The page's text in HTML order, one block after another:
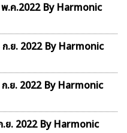
พ.ค.2022 By Harmonic
ก.ย. 2022 By Harmonic
ก.ย. 2022 By Harmonic
ก.ย. 2022 By Harmonic